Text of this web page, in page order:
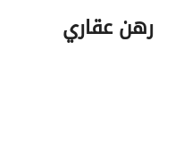
رهن عقاري